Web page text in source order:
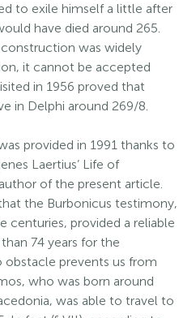
to exile himself a little after
have died around 265.
was widely
it cannot be accepted
in 1956 proved that
in Delphi around 269/8.
provided in 1991 thanks to
Laertius’ Life of
of the present article.
the Burbonicus testimony,
centuries, provided a reliable
74 years for the
obstacle prevents us from
who was born around
was able to travel to